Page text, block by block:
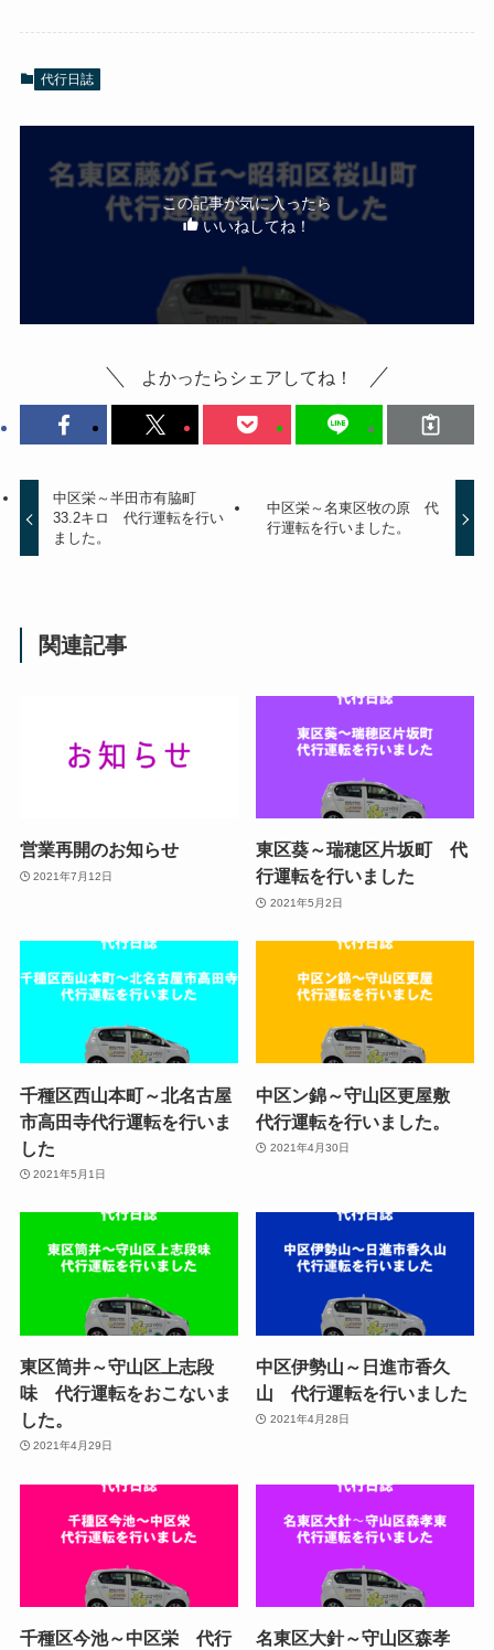
代行日誌
この記事が気に入ったら
いいねしてね！
よかったらシェアしてね！
中区栄～半田市有脇町
33.2キロ 代行運転を行い
ました。
中区栄～名東区牧の原 代
行運転を行いました。
関連記事
営業再開のお知らせ
2021年7月12日
東区葵～瑞穂区片坂町 代
行運転を行いました
2021年5月2日
千種区西山本町～北名古屋
市高田寺代行運転を行いま
した
2021年5月1日
中区ン錦～守山区更屋敷
代行運転を行いました。
2021年4月30日
東区筒井～守山区上志段
味 代行運転をおこないま
した。
2021年4月29日
中区伊勢山～日進市香久
山 代行運転を行いました
2021年4月28日
千種区今池～中区栄 代行
名東区大針～守山区森孝